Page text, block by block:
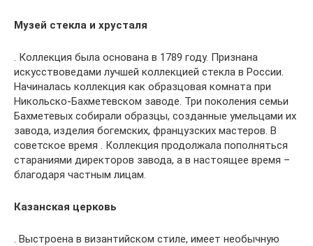
Музей стекла и хрусталя
. Коллекция была основана в 1789 году. Признана
искусствоведами лучшей коллекцией стекла в России.
Начиналась коллекция как образцовая комната при
Никольско-Бахметевском заводе. Три поколения семьи
Бахметевых собирали образцы, созданные умельцами их
завода, изделия богемских, французских мастеров. В
советское время . Коллекция продолжала пополняться
стараниями директоров завода, а в настоящее время –
благодаря частным лицам.
Казанская церковь
. Выстроена в византийском стиле, имеет необычную